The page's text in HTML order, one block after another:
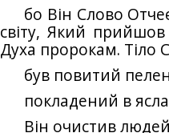
бо Він Слово
світу, Який
Духа пророкам. Тіло
був повитий
покладений в
Він очистив